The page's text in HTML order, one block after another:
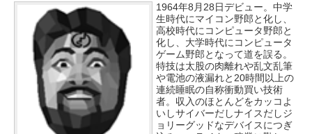
1964年8月28日デビュー。中学
生時代にマイコン野郎と化し、
高校時代にコンピュータ野郎と
化し、大学時代にコンピュータ
ゲーム野郎となって道を誤る。
特技は太股の肉離れや乱文乱筆
や電池の液漏れと20時間以上の
連続睡眠の自称衝動買い技術
者。収入のほとんどをカッコよ
いしサイバーだしナイスだしジ
ョリーグッドなデバイスにつぎ